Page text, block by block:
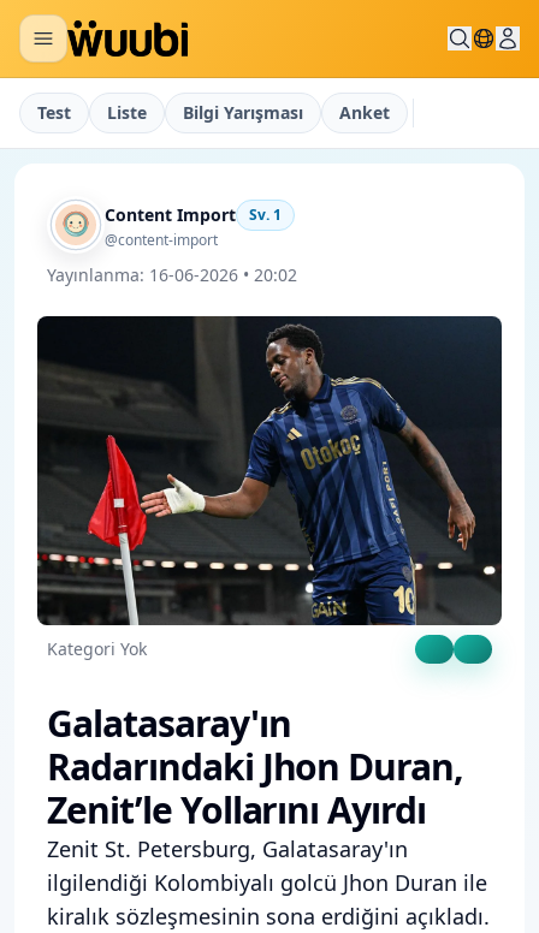
Test Liste Bilgi Yarışması Anket
Content Import Sv. 1
@content-import
Yayınlanma: 16-06-2026 • 20:02
Kategori Yok
Galatasaray'ın
Radarındaki Jhon Duran,
Zenit’le Yollarını Ayırdı
Zenit St. Petersburg, Galatasaray'ın
ilgilendiği Kolombiyalı golcü Jhon Duran ile
kiralık sözleşmesinin sona erdiğini açıkladı.